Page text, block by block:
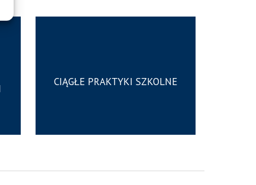
CIĄGŁE PRAKTYKI SZKOLNE